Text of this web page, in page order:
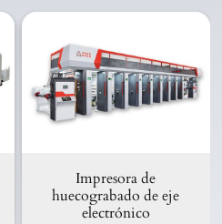
Impresora de
huecograbado de eje
electrónico